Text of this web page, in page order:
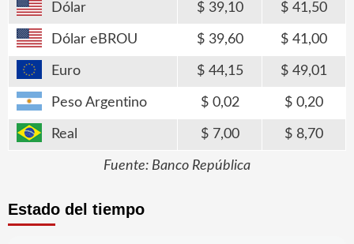
Dólar 39,10 41,50
Dólar eBROU 39,60 41,00
Euro 44,15 49,01
Peso Argentino 0,02 0,20
Real 7,00 8,70
Fuente: Banco República
Estado del tiempo